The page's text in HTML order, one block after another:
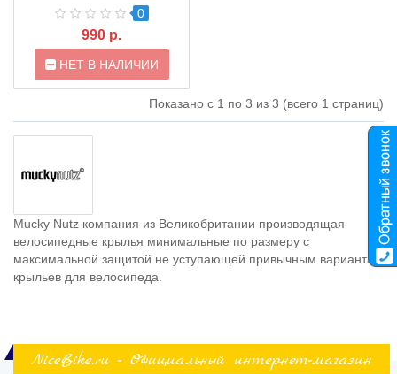
0
990 р.
НЕТ В НАЛИЧИИ
Показано с 1 по 3 из 3 (всего 1 страниц)
Mucky Nutz компания из Великобритании производящая
велосипедные крылья минимальные по размеру с
максимальной защитой не уступающей привычным вариантам
крыльев для велосипеда.
NiceBike.ru - Официальный интернет-магазин